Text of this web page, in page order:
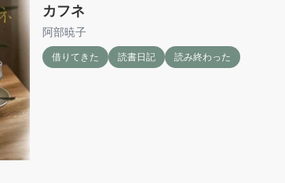
カフネ
阿部暁子
借りてきた 読書日記 読み終わった